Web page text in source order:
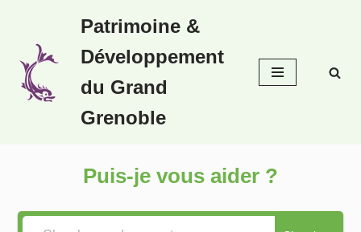
au
contenu
Patrimoine &
Développement
du Grand
Grenoble
Puis-je vous aider ?